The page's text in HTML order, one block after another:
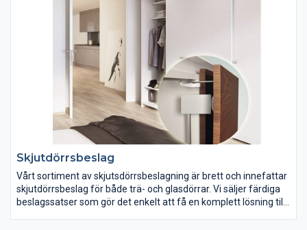
Skjutdörrsbeslag
Vårt sortiment av skjutsdörrsbeslagning är brett och innefattar
skjutdörrsbeslag för både trä- och glasdörrar. Vi säljer färdiga
beslagssatser som gör det enkelt att få en komplett lösning till